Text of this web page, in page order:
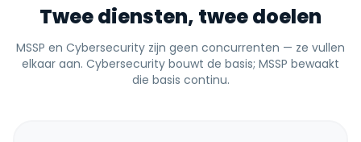
Twee diensten, twee doelen
MSSP en Cybersecurity zijn geen concurrenten — ze vullen
elkaar aan. Cybersecurity bouwt de basis; MSSP bewaakt
die basis continu.